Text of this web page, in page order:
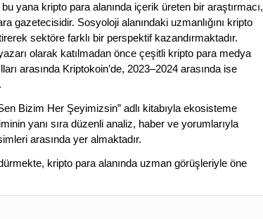
yana kripto para alanında içerik üreten bir araştırmacı,
gazetecisidir. Sosyoloji alanındaki uzmanlığını kripto
sektöre farklı bir perspektif kazandırmaktadır.
olarak katılmadan önce çeşitli kripto para medya
arasında Kriptokoin’de, 2023–2024 arasında ise
Bizim Her Şeyimizsin” adlı kitabıyla ekosisteme
yanı sıra düzenli analiz, haber ve yorumlarıyla
arasında yer almaktadır.
kripto para alanında uzman görüşleriyle öne